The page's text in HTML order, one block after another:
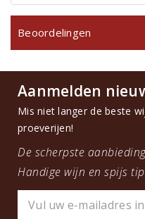
Beoordelingen
Aanmelden
Mis niet langer de beste
proeverijen!
De scherpste
Handige wijn en spijs